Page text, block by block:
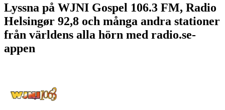
Lyssna på WJNI Gospel 106.3 FM, Radio
Helsingør 92,8 och många andra stationer
från världens alla hörn med radio.se-
appen